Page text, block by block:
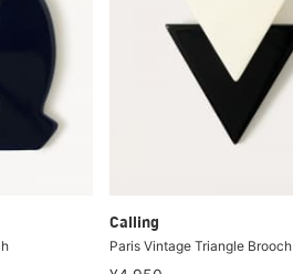
Calling
Paris Vintage Triangle Brooch